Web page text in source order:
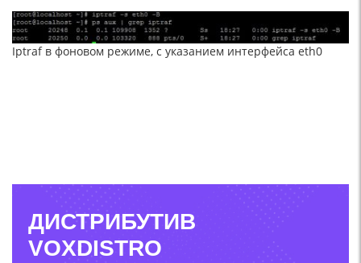
Iptraf в фоновом режиме, с указанием интерфейса eth0
ДИСТРИБУТИВ
VOXDISTRO